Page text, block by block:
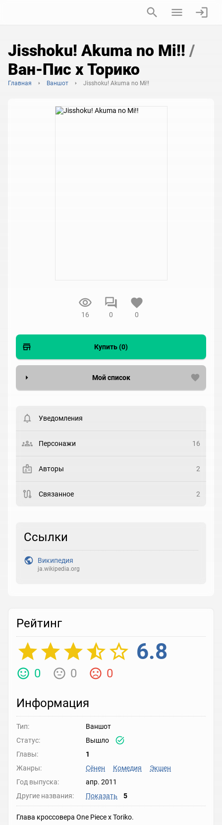
Jisshoku! Akuma no Mi!! /
Ван-Пис х Торико
Главная Ваншот Jisshoku! Akuma no Mi!!
16 0 0
Купить (0)
Мой список
Статус
Рейтинг
Выберите реакцию
Уведомления
Персонажи 16
Авторы 2
Связанное 2
Ссылки
Википедия
ja.wikipedia.org
Рейтинг
6.8
0 0 0
Информация
Тип:
Ваншот
Статус:
Вышло
Главы:
1
Жанры:
Сёнен Комедия
Экшен
Год выпуска:
апр. 2011
Другие названия:
Показать 5
Глава кроссовера One Piece x Toriko.